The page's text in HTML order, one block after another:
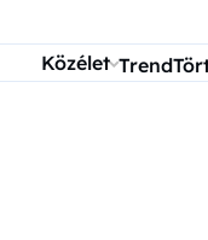
Közélet Trend